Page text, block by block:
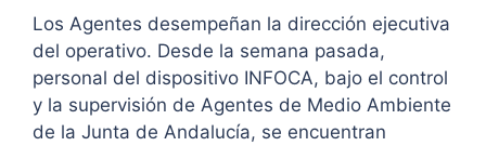
Los Agentes desempeñan la dirección ejecutiva
del operativo. Desde la semana pasada,
personal del dispositivo INFOCA, bajo el control
y la supervisión de Agentes de Medio Ambiente
de la Junta de Andalucía, se encuentran